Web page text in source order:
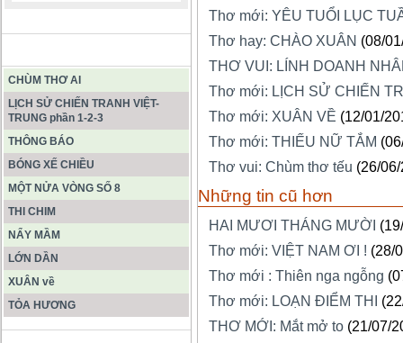
CHÙM THƠ AI
LỊCH SỬ CHIẾN TRANH VIỆT-
TRUNG phần 1-2-3
THÔNG BÁO
BÓNG XẾ CHIỀU
MỘT NỬA VÒNG SỐ 8
THI CHIM
NẨY MẦM
LỚN DẦN
XUÂN về
TỎA HƯƠNG
Thơ mới: YÊU TUỔI LỤC
Thơ hay: CHÀO XUÂN (08/
THƠ VUI: LÍNH DOANH
Thơ mới: LỊCH SỬ CHIẾN
Thơ mới: XUÂN VỀ (12/01/
Thơ mới: THIẾU NỮ TẮM
Thơ vui: Chùm thơ tếu (26/
Những tin cũ hơn
HAI MƯƠI THÁNG MƯỜI
Thơ mới: VIỆT NAM ƠI ! (28/
Thơ mới : Thiên nga ngỗng
Thơ mới: LOẠN ĐIỂM THI
THƠ MỚI: Mắt mở to (21/07/